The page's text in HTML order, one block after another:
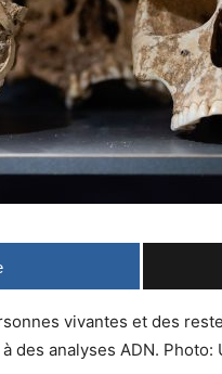
vivantes et des
des analyses ADN. Photo: